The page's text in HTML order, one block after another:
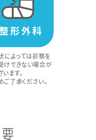
によっては診察を
けできない場合が
います。
ご了承ください。